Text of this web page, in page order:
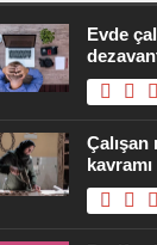
Evde
Çalışan
kavramı